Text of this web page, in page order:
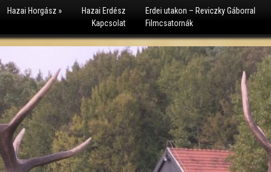
Hazai Horgász » Hazai Erdész Erdei utakon – Reviczky Gáborral
Kapcsolat
Filmcsatornák